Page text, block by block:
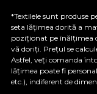
*Textilele sunt produse
seta lățimea dorită a
poziționat pe înălțimea
vă doriți. Prețul se
Astfel, veți comanda
lățimea poate fi
etc.), indiferent de